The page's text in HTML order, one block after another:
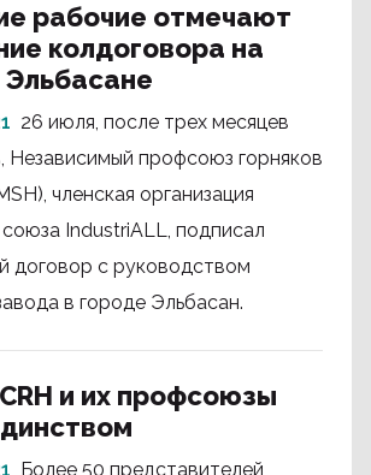
рабочие отмечают
колдоговора на
26 июля, после трех месяцев
Независимый профсоюз горняков
членская организация
IndustriALL, подписал
договор с руководством
в городе Эльбасан.
и их профсоюзы
Более 50 представителей